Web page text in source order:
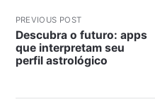
PREVIOUS POST
Descubra o futuro: apps
que interpretam seu
perfil astrológico